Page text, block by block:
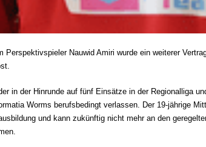
Perspektivspieler Nauwid Amiri wurde ein weiterer
in der Hinrunde auf fünf Einsätze in der Regionalliga
Worms berufsbedingt verlassen. Der 19-jährige
und kann zukünftig nicht mehr an den